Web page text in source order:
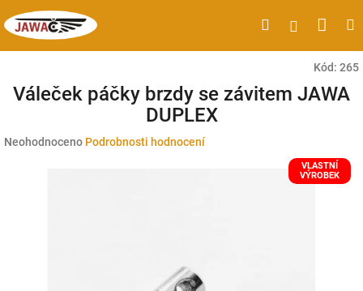
na
obsah
HledatPřihlášení
Kód: 265
Váleček páčky brzdy se závitem JAWA
DUPLEX
Průměrné
Neohodnoceno Podrobnosti hodnocení
VLASTNÍ
VÝROBEK